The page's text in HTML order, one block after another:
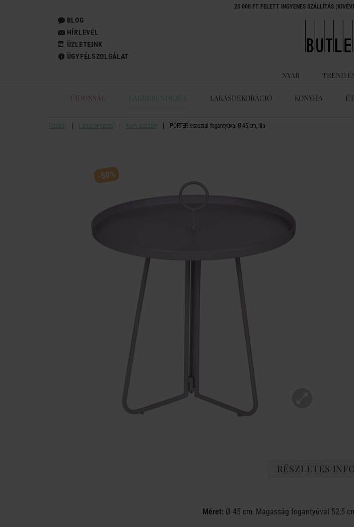
25 000 FT FELETT INGYENES SZÁLLÍTÁS
BLOG
HÍRLEVÉL
ÜZLETEINK
ÜGYFÉLSZOLGÁLAT
NYÁR TREND
ÚJDONSÁG LAKBERENDEZÉS LAKÁSDEKORÁCIÓ KONYHA
Főoldal Lakberendezés Kerti asztalok PORTER kisasztal fogantyúval Ø 45 cm, lila
-50%
RÉSZLETES
Méret:Ø 45 cm, Magasság fogantyúval 52,5